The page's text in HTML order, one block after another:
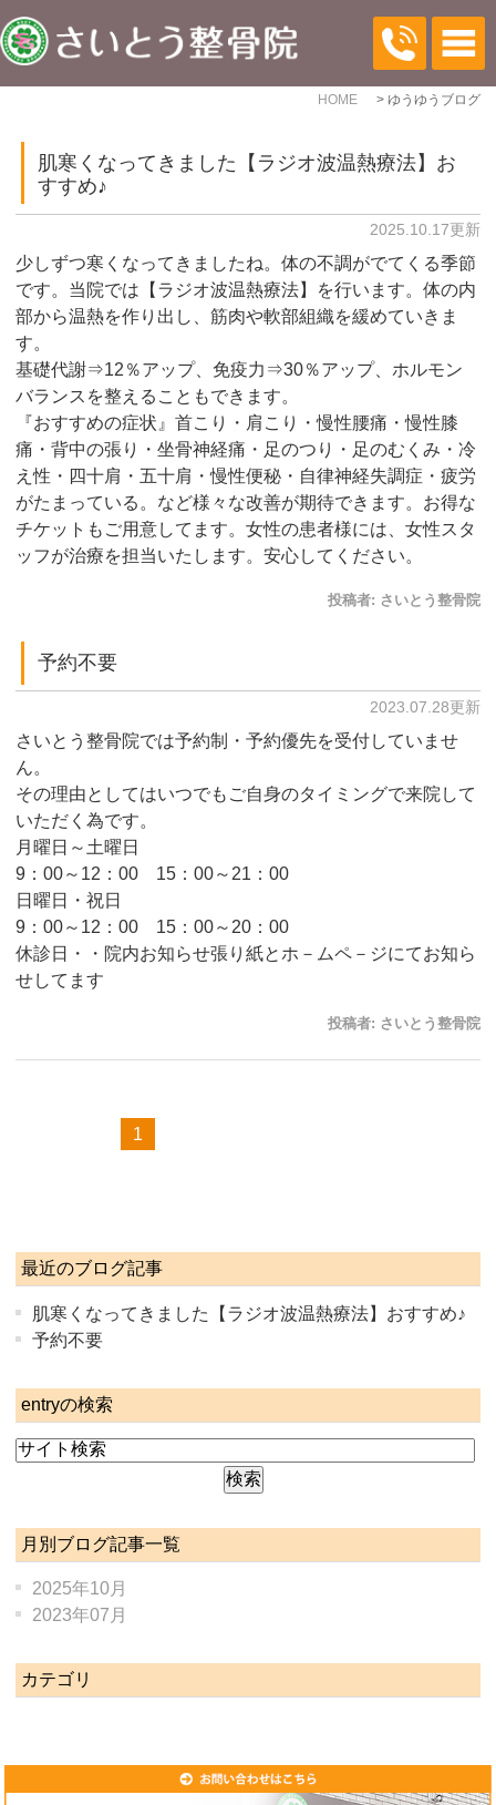
HOME ゆうゆうブログ
肌寒くなってきました【ラジオ波温熱療法】お
すすめ♪
2025.10.17更新
少しずつ寒くなってきましたね。体の不調がでてくる季節
です。当院では【ラジオ波温熱療法】を行います。体の内
部から温熱を作り出し、筋肉や軟部組織を緩めていきま
す。
基礎代謝⇒12％アップ、免疫力⇒30％アップ、ホルモン
バランスを整えることもできます。
『おすすめの症状』首こり・肩こり・慢性腰痛・慢性膝
痛・背中の張り・坐骨神経痛・足のつり・足のむくみ・冷
え性・四十肩・五十肩・慢性便秘・自律神経失調症・疲労
がたまっている。など様々な改善が期待できます。お得な
チケットもご用意してます。女性の患者様には、女性スタ
ッフが治療を担当いたします。安心してください。
投稿者: さいとう整骨院
予約不要
2023.07.28更新
さいとう整骨院では予約制・予約優先を受付していませ
ん。
その理由としてはいつでもご自身のタイミングで来院して
いただく為です。
月曜日～土曜日
9：00～12：00 15：00～21：00
日曜日・祝日
9：00～12：00 15：00～20：00
休診日・・院内お知らせ張り紙とホ－ムペ－ジにてお知ら
せしてます
投稿者: さいとう整骨院
1
最近のブログ記事
肌寒くなってきました【ラジオ波温熱療法】おすすめ♪
予約不要
entryの検索
月別ブログ記事一覧
2025年10月
2023年07月
カテゴリ